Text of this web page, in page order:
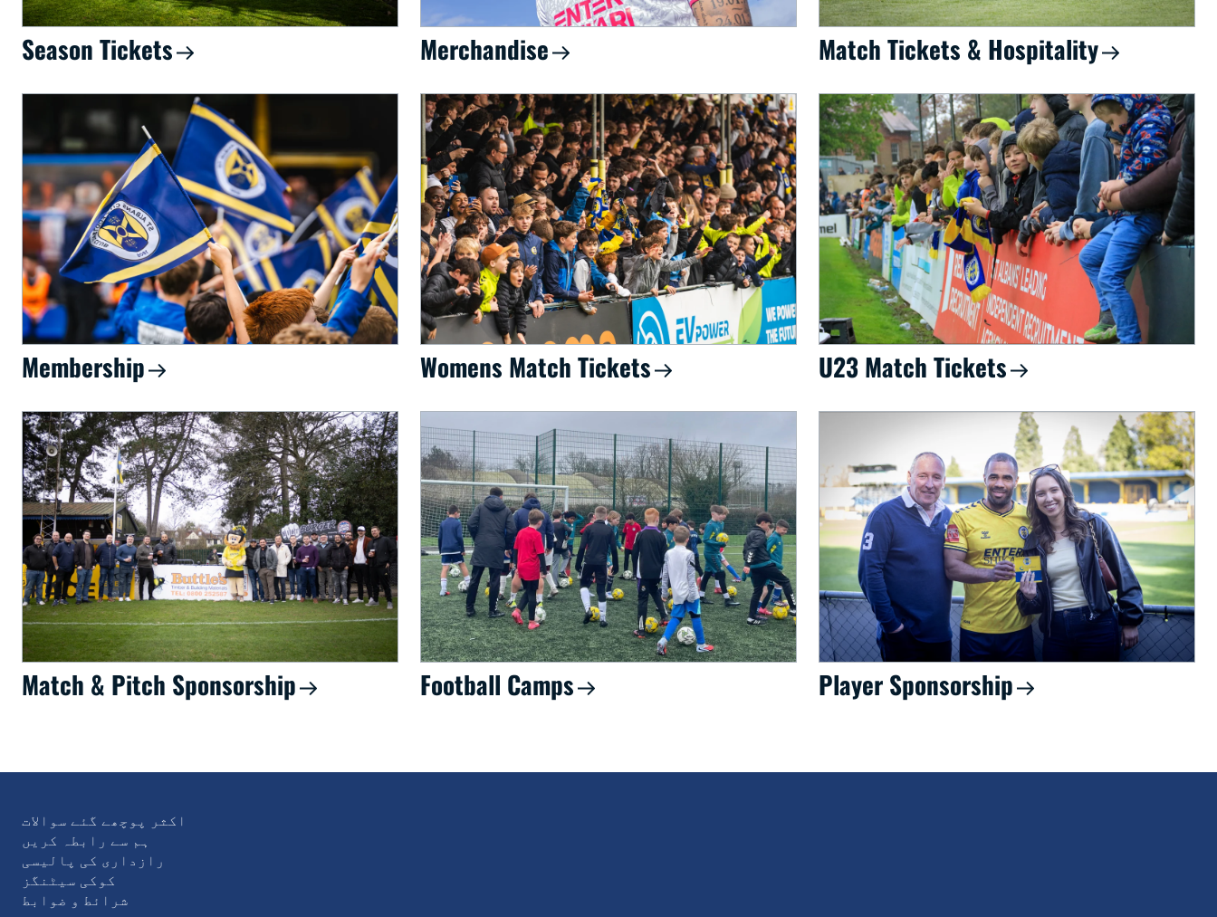
Season Tickets Merchandise Match Tickets & Hospitality
Membership Womens Match Tickets U23 Match Tickets
Match & Pitch Sponsorship Football Camps Player Sponsorship
اکثر پوچھے گئے سوالات
ہم سے رابطہ کریں
رازداری کی پالیسی
کوکی سیٹنگز
شرائط و ضوابط